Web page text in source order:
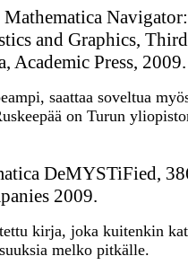
Navigator:
and Graphics, Third
Academic Press, 2009.
saattaa soveltua
on Turun
DeMYSTiFied,
2009.
kirja, joka kuitenkin
melko pitkälle.